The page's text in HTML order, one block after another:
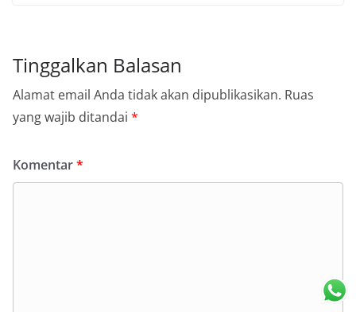
Tinggalkan Balasan
Alamat email Anda tidak akan dipublikasikan. Ruas
yang wajib ditandai *
Komentar*